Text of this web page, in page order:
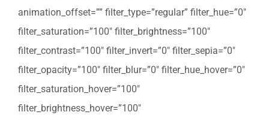
animation_offset=”” filter_type=”regular” filter_hue=”0″
filter_saturation=”100″ filter_brightness=”100″
filter_contrast=”100″ filter_invert=”0″ filter_sepia=”0″
filter_opacity=”100″ filter_blur=”0″ filter_hue_hover=”0″
filter_saturation_hover=”100″
filter_brightness_hover=”100″